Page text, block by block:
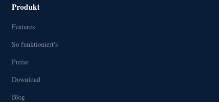
Produkt
Features
So funktioniert's
Preise
Download
Blog